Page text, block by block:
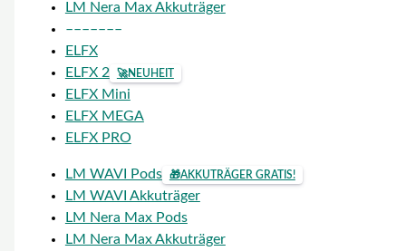
LM Nera Max Akkuträger
–––––––
ELFX
ELFX 2
🚀NEUHEIT
ELFX Mini
ELFX MEGA
ELFX PRO
LM WAVI Pods 🎁AKKUTRÄGER GRATIS!
LM WAVI Akkuträger
LM Nera Max Pods
LM Nera Max Akkuträger